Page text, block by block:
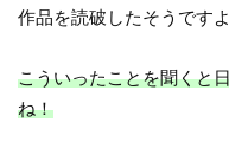
作品を読破したそうですよ
こういったことを聞くと
ね！